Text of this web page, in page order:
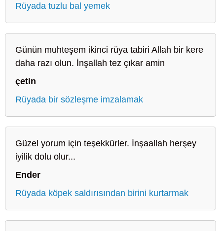
Rüyada tuzlu bal yemek
Günün muhteşem ikinci rüya tabiri Allah bir kere
daha razı olun. İnşallah tez çıkar amin
çetin
Rüyada bir sözleşme imzalamak
Güzel yorum için teşekkürler. İnşaallah herşey
iyilik dolu olur...
Ender
Rüyada köpek saldırısından birini kurtarmak